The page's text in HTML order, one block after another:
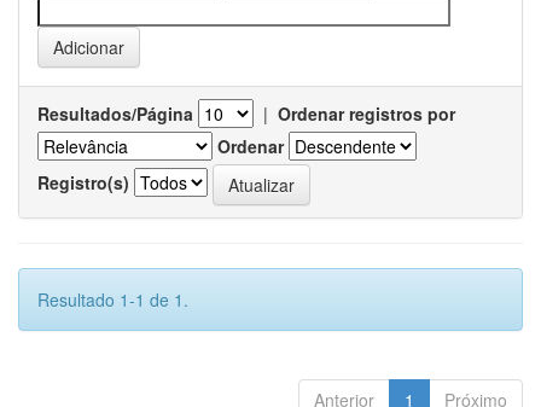
Resultados/Página | Ordenar registros por
Ordenar
Registro(s)
Resultado 1-1 de 1.
Anterior 1 Próximo